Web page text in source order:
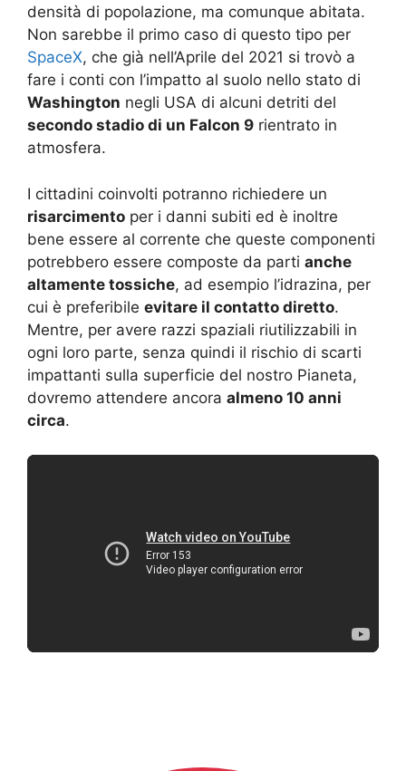
densità di popolazione, ma comunque abitata.
Non sarebbe il primo caso di questo tipo per
SpaceX, che già nell’Aprile del 2021 si trovò a
fare i conti con l’impatto al suolo nello stato di
Washington negli USA di alcuni detriti del
secondo stadio di un Falcon 9 rientrato in
atmosfera.
I cittadini coinvolti potranno richiedere un
risarcimento per i danni subiti ed è inoltre
bene essere al corrente che queste componenti
potrebbero essere composte da parti anche
altamente tossiche, ad esempio l’idrazina, per
cui è preferibile evitare il contatto diretto.
Mentre, per avere razzi spaziali riutilizzabili in
ogni loro parte, senza quindi il rischio di scarti
impattanti sulla superficie del nostro Pianeta,
dovremo attendere ancora almeno 10 anni
circa.